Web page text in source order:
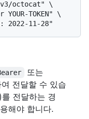
v3/octocat" \
TOKEN" \
또는
전달할 수 있습
전달하는 경
해야 합니다.